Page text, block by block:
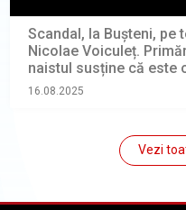
Scandal, la Bușteni, pe
Nicolae Voiculeț.
naistul susține că este
16.08.2025
Vezi